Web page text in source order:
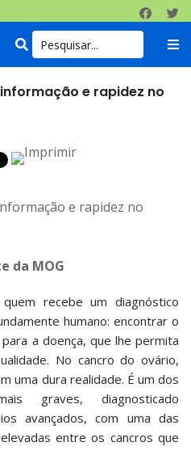
e rapidez no
da MOG
recebe um diagnóstico
humano: encontrar o
a doença, que lhe permita
No cancro do ovário,
uma dura realidade. É um dos
graves, diagnosticado
avançados, com uma das
entre os cancros que